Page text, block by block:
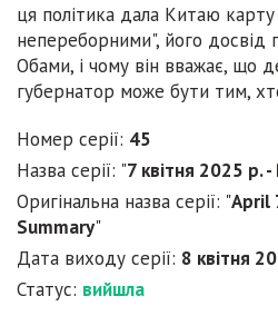
ця політика дала Китаю
непереборними", його досвід
Обами, і чому він вважає, що
губернатор може бути тим,
Номер серії: 45
Назва серії: "7 квітня 2025 р.
Оригінальна назва серії: "April
Summary"
Дата виходу серії: 8 квітня
Статус: вийшла